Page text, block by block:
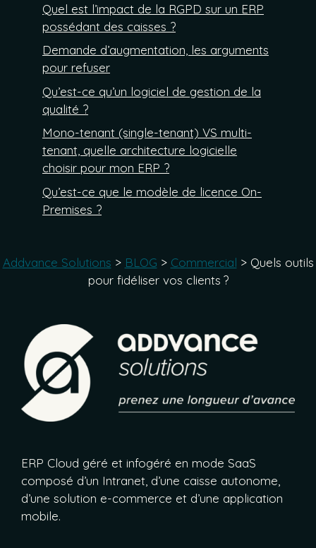
Quel est l’impact de la RGPD sur un ERP
possédant des caisses ?
Demande d’augmentation, les arguments
pour refuser
Qu’est-ce qu’un logiciel de gestion de la
qualité ?
Mono-tenant (single-tenant) VS multi-
tenant, quelle architecture logicielle
choisir pour mon ERP ?
Qu’est-ce que le modèle de licence On-
Premises ?
Addvance Solutions > BLOG > Commercial > Quels outils
pour fidéliser vos clients ?
ERP Cloud géré et infogéré en mode SaaS
composé d’un Intranet, d’une caisse autonome,
d’une solution e-commerce et d’une application
mobile.